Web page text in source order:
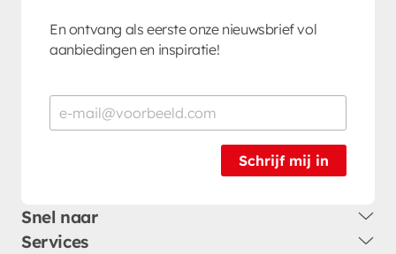
En ontvang als eerste onze nieuwsbrief vol
aanbiedingen en inspiratie!
Schrijf mij in
Snel naar
Services